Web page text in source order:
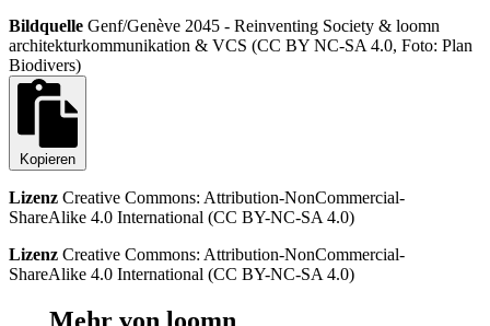
Bildquelle Genf/Genève 2045 - Reinventing Society & loomn
architekturkommunikation & VCS (CC BY NC-SA 4.0, Foto: Plan
Biodivers)
Kopieren
Lizenz Creative Commons: Attribution-NonCommercial-
ShareAlike 4.0 International (CC BY-NC-SA 4.0)
Lizenz Creative Commons: Attribution-NonCommercial-
ShareAlike 4.0 International (CC BY-NC-SA 4.0)